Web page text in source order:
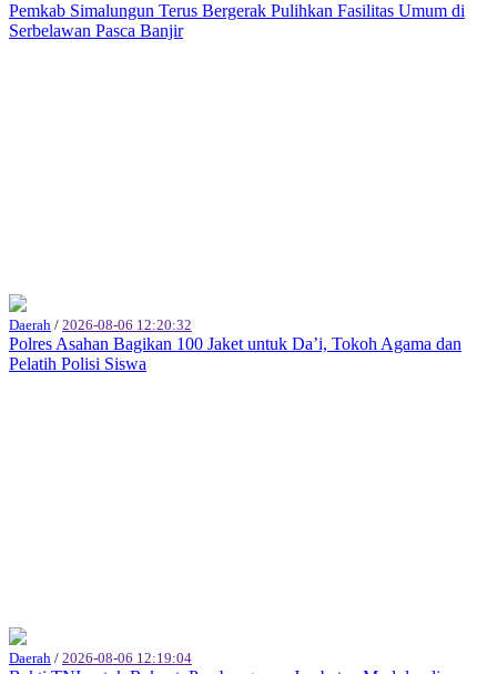
Pemkab Simalungun Terus Bergerak Pulihkan Fasilitas Umum di
Serbelawan Pasca Banjir
Daerah / 2026-08-06 12:20:32
Polres Asahan Bagikan 100 Jaket untuk Da’i, Tokoh Agama dan
Pelatih Polisi Siswa
Daerah / 2026-08-06 12:19:04